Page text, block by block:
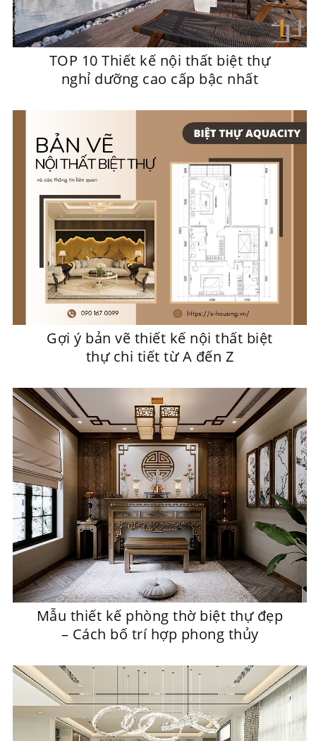
TOP 10 Thiết kế nội thất biệt thự
nghỉ dưỡng cao cấp bậc nhất
Gợi ý bản vẽ thiết kế nội thất biệt
thự chi tiết từ A đến Z
Mẫu thiết kế phòng thờ biệt thự đẹp
– Cách bố trí hợp phong thủy